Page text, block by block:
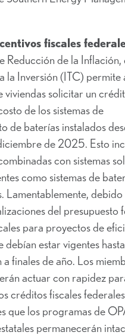
fiscales
Reducción de la Inflación,
la Inversión (ITC) permite
viviendas solicitar un
de los sistemas de
de baterías instalados
de 2025. Esto
con sistemas
como sistemas de
Lamentablemente, debido
del presupuesto
para proyectos de
debían estar vigentes
finales de año. Los
actuar con rapidez
créditos fiscales
que los programas de
permanecerán